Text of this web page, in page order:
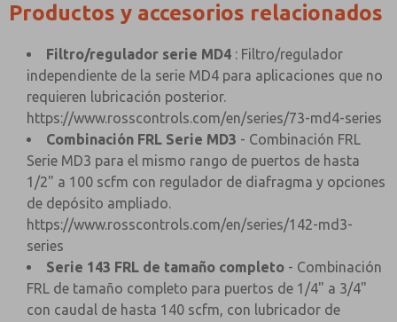
Productos y accesorios relacionados
Filtro/regulador serie MD4 : Filtro/regulador
independiente de la serie MD4 para aplicaciones que no
requieren lubricación posterior.
https://www.rosscontrols.com/en/series/73-md4-series
Combinación FRL Serie MD3 - Combinación FRL
Serie MD3 para el mismo rango de puertos de hasta
1/2" a 100 scfm con regulador de diafragma y opciones
de depósito ampliado.
https://www.rosscontrols.com/en/series/142-md3-
series
Serie 143 FRL de tamaño completo - Combinación
FRL de tamaño completo para puertos de 1/4" a 3/4"
con caudal de hasta 140 scfm, con lubricador de